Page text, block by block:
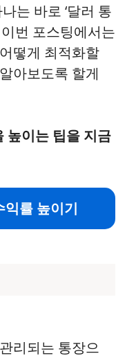
는 바로 ‘달러 통
번 포스팅에서는
떻게 최적화할
아보도록 할게
높이는 팁을 지금
률 높이기
리되는 통장으